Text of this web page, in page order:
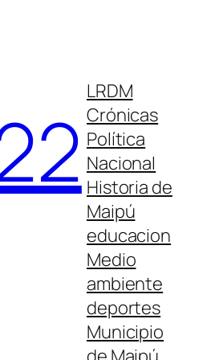
LRDM
Crónicas
Política
Nacional
Historia de
Maipú
educacion
Medio
ambiente
deportes
Municipio